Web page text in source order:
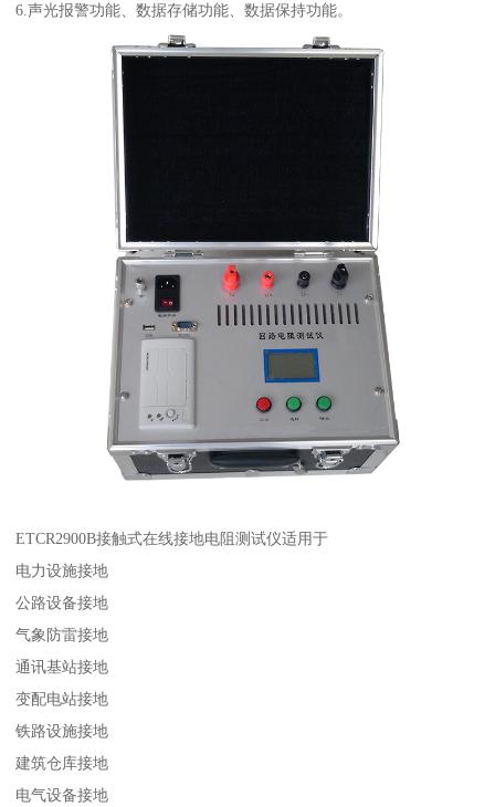
6.声光报警功能、数据存储功能、数据保持功能。
ETCR2900B接触式在线接地电阻测试仪适用于
电力设施接地
公路设备接地
气象防雷接地
通讯基站接地
变配电站接地
铁路设施接地
建筑仓库接地
电气设备接地